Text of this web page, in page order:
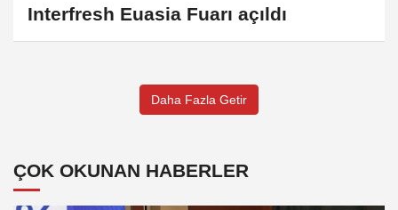
Interfresh Euasia Fuarı açıldı
Daha Fazla Getir
ÇOK OKUNAN HABERLER